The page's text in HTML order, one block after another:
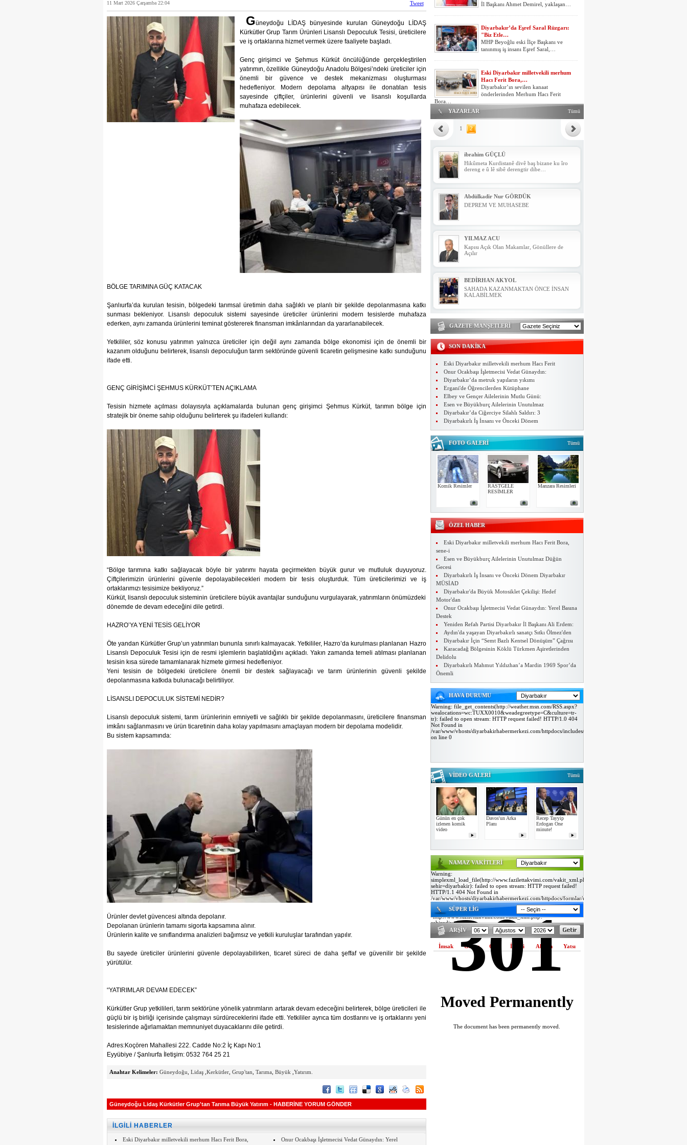
11 Mart 2026 Çarşamba 22:04 Tweet
Güneydoğu LİDAŞ bünyesinde kurulan Güneydoğu LİDAŞ
Kürkütler Grup Tarım Ürünleri Lisanslı Depoculuk Tesisi, üreticilere
ve iş ortaklarına hizmet vermek üzere faaliyete başladı.
Genç girişimci ve Şehmus Kürküt öncülüğünde gerçekleştirilen
yatırımın, özellikle Güneydoğu Anadolu Bölgesi’ndeki üreticiler için
önemli bir güvence ve destek mekanizması oluşturması
hedefleniyor. Modern depolama altyapısı ile donatılan tesis
sayesinde çiftçiler, ürünlerini güvenli ve lisanslı koşullarda
muhafaza edebilecek.
BÖLGE TARIMINA GÜÇ KATACAK
Şanlıurfa’da kurulan tesisin, bölgedeki tarımsal üretimin daha sağlıklı ve planlı bir şekilde depolanmasına katkı
sunması bekleniyor. Lisanslı depoculuk sistemi sayesinde üreticiler ürünlerini modern tesislerde muhafaza
ederken, aynı zamanda ürünlerini teminat göstererek finansman imkânlarından da yararlanabilecek.
Yetkililer, söz konusu yatırımın yalnızca üreticiler için değil aynı zamanda bölge ekonomisi için de önemli bir
kazanım olduğunu belirterek, lisanslı depoculuğun tarım sektöründe güvenli ticaretin gelişmesine katkı sunduğunu
ifade etti.
GENÇ GİRİŞİMCİ ŞEHMUS KÜRKÜT’TEN AÇIKLAMA
Tesisin hizmete açılması dolayısıyla açıklamalarda bulunan genç girişimci Şehmus Kürküt, tarımın bölge için
stratejik bir öneme sahip olduğunu belirterek şu ifadeleri kullandı:
“Bölge tarımına katkı sağlayacak böyle bir yatırımı hayata geçirmekten büyük gurur ve mutluluk duyuyoruz.
Çiftçilerimizin ürünlerini güvenle depolayabilecekleri modern bir tesis oluşturduk. Tüm üreticilerimizi ve iş
ortaklarımızı tesisimize bekliyoruz.”
Kürküt, lisanslı depoculuk sisteminin üreticilere büyük avantajlar sunduğunu vurgulayarak, yatırımların önümüzdeki
dönemde de devam edeceğini dile getirdi.
HAZRO’YA YENİ TESİS GELİYOR
Öte yandan Kürkütler Grup’un yatırımları bununla sınırlı kalmayacak. Yetkililer, Hazro’da kurulması planlanan Hazro
Lisanslı Depoculuk Tesisi için de resmi işlemlerin başlatıldığını açıkladı. Yakın zamanda temeli atılması planlanan
tesisin kısa sürede tamamlanarak hizmete girmesi hedefleniyor.
Yeni tesisin de bölgedeki üreticilere önemli bir destek sağlayacağı ve tarım ürünlerinin güvenli şekilde
depolanmasına katkıda bulunacağı belirtiliyor.
LİSANSLI DEPOCULUK SİSTEMİ NEDİR?
Lisanslı depoculuk sistemi, tarım ürünlerinin emniyetli ve sağlıklı bir şekilde depolanmasını, üreticilere finansman
imkânı sağlanmasını ve ürün ticaretinin daha kolay yapılmasını amaçlayan modern bir depolama modelidir.
Bu sistem kapsamında:
Ürünler devlet güvencesi altında depolanır.
Depolanan ürünlerin tamamı sigorta kapsamına alınır.
Ürünlerin kalite ve sınıflandırma analizleri bağımsız ve yetkili kuruluşlar tarafından yapılır.
Bu sayede üreticiler ürünlerini güvenle depolayabilirken, ticaret süreci de daha şeffaf ve güvenilir bir şekilde
yürütülür.
“YATIRIMLAR DEVAM EDECEK”
Kürkütler Grup yetkilileri, tarım sektörüne yönelik yatırımların artarak devam edeceğini belirterek, bölge üreticileri ile
güçlü bir iş birliği içerisinde çalışmayı sürdüreceklerini ifade etti. Yetkililer ayrıca tüm dostlarını ve iş ortaklarını yeni
tesislerinde ağırlamaktan memnuniyet duyacaklarını dile getirdi.
Adres:Koçören Mahallesi 222. Cadde No:2 İç Kapı No:1
Eyyübiye / Şanlıurfa İletişim: 0532 764 25 21
Anahtar Kelimeler: Güneydoğu Lidaş Kerkütler, Grup'tan Tarıma Büyük Yatırım.
Güneydoğu Lidaş Kürkütler Grup'tan Tarıma Büyük Yatırım - HABERİNE YORUM GÖNDER
İLGİLİ HABERLER
Eski Diyarbakır milletvekili merhum Hacı Ferit Bora, Onur Ocakbaşı İşletmecisi Vedat Günaydın: Yerel
İl Başkanı Ahmet Demirel, yaklaşan…
Diyarbakır’da Eşref Saral Rüzgarı:
"Biz Etle…
MHP Beyoğlu eski İlçe Başkanı ve
tanınmış iş insanı Eşref Saral,…
Eski Diyarbakır milletvekili merhum
Hacı Ferit Bora,…
Diyarbakır’ın sevilen kanaat
önderlerinden Merhum Hacı Ferit
Bora…
Onur Ocakbaşı İşletmecisi Vedat
Diyarbakırlı İş İnsanı ve Önceki
Dönem Diyarbakır…
YAZARLAR Tümü
1 2
Açılır
BEDİRHAN AKYOL
SAHADA KAZANMAKTAN ÖNCE İNSAN
KALABİLMEK
Yahya ERİKLİ
7. CÜZDEN MESAJLAR..
MEHMET ÇET
Yeni yılınız ( 2024 ) Kutlu Olsun
ibrahim GÜÇLÜ
Hikûmeta Kurdistanê divê baş bizane ku îro
dereng e û lê sibê derengtir dibe…
Abdülkadir Nur GÖRDÜK
DEPREM VE MUHASEBE
YILMAZ ACU
Kapısı Açık Olan Makamlar, Gönüllere de
Açılır
BEDİRHAN AKYOL
SAHADA KAZANMAKTAN ÖNCE İNSAN
KALABİLMEK
7. CÜZDEN MESAJLAR..
MEHMET ÇET
Yeni yılınız ( 2024 ) Kutlu Olsun
GAZETE MANŞETLERİ
SON DAKİKA
Eski Diyarbakır milletvekili merhum Hacı Ferit
Onur Ocakbaşı İşletmecisi Vedat Günaydın:
Diyarbakır’da metruk yapıların yıkımı
Ergani'de Öğrencilerden Kütüphane
Elbey ve Gençer Ailelerinin Mutlu Günü:
Esen ve Büyükburç Ailelerinin Unutulmaz
Diyarbakır’da Ciğerciye Silahlı Saldırı: 3
Diyarbakırlı İş İnsanı ve Önceki Dönem
FOTO GALERİ Tümü
Komik Resimler
RASTGELE
RESİMLER
Manzara Resimleri
ÖZEL HABER
Eski Diyarbakır milletvekili merhum Hacı Ferit Bora,
sene-i
Esen ve Büyükburç Ailelerinin Unutulmaz Düğün
Gecesi
Diyarbakırlı İş İnsanı ve Önceki Dönem Diyarbakır
MÜSİAD
Diyarbakır'da Büyük Motosiklet Çekilişi: Hedef
Motor'dan
Onur Ocakbaşı İşletmecisi Vedat Günaydın: Yerel Basına
Destek
Yeniden Refah Partisi Diyarbakır İl Başkanı Ali Erdem:
Aydın'da yaşayan Diyarbakırlı sanatçı Sıtkı Ölmez'den
Diyarbakır İçin “Semt Bazlı Kentsel Dönüşüm” Çağrısı
Karacadağ Bölgesinin Köklü Türkmen Aşiretlerinden
Delidolu
Diyarbakırlı Mahmut Yıldızhan’a Mardin 1969 Spor’da
Önemli
HAVA DURUMU
Warning: file_get_contents(http://weather.msn.com/RSS.aspx?
wealocations=wc:TUXX0010&weadegreetype=C&culture=tr-
tr): failed to open stream: HTTP request failed! HTTP/1.0 404
Not Found in
/var/www/vhosts/diyarbakirhabermerkezi.com/httpdocs/includes/msnWeather.class.php
on line 0
VİDEO GALERİ Tümü
Günün en çok
izlenen komik
video
Davos'un Arka
Planı
Recep Tayyip
Erdogan One
minute!
NAMAZ VAKİTLERİ
Warning:
simplexml_load_file(http://www.fazilettakvimi.com/vakit_xml.php?
sehir=diyarbakir): failed to open stream: HTTP request failed!
HTTP/1.1 404 Not Found in
/var/www/vhosts/diyarbakirhabermerkezi.com/httpdocs/formlar/namaz.php
on line 19 Warning: simplexml_load_file(): I/O warning : failed
to load external entity
"http://www.fazilettakvimi.com/vakit_xml.php?
sehir=diyarbakir" in
/var/www/vhosts/diyarbakirhabermerkezi.com/httpdocs/formlar/namaz.php
on line 19
İmsak
Güneş Öğle İkindi Akşam Yatsı
SÜPER LİG
301
Moved Permanently
The document has been permanently moved.
ARŞİV